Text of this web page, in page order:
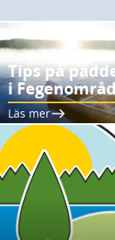
Tips på
i
Läs mer